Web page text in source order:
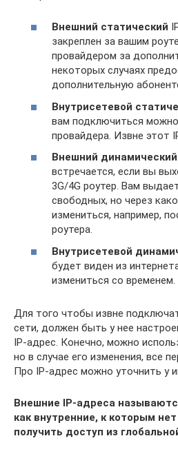
Внешний статический
закреплен за вашим
провайдером за
некоторых случаях
дополнительную
Внутрисетевой
вам подключиться
провайдера. Извне этот
Внешний динамический
встречается, если вы
3G/4G роутер. Вам
свободных, но через
измениться, например,
роутера.
Внутрисетевой
будет виден из
измениться со временем.
Для того чтобы извне
сети, должен быть у нее
IP-адрес. Конечно, можно
но в случае его изменения, все
Про IP-адрес можно уточнить у
Внешние IP-адреса
как внутренние, к которым
получить доступ из